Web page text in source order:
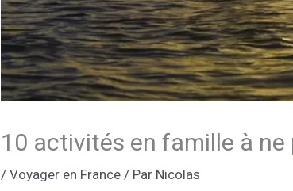
10 activités en famille à
/Voyager en France / Par Nicolas